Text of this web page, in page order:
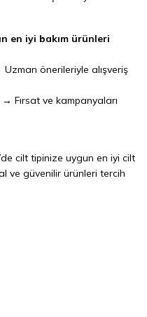
en iyi bakım ürünleri
Uzman önerileriyle alışveriş
→ Fırsat ve kampanyaları
cilt tipinize uygun en iyi cilt
ve güvenilir ürünleri tercih